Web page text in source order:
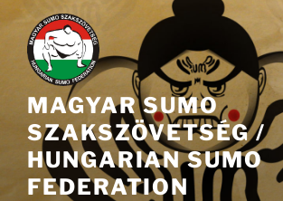
Tartalomhoz
MAGYAR SUMO
SZAKSZÖVETSÉG /
HUNGARIAN SUMO
FEDERATION